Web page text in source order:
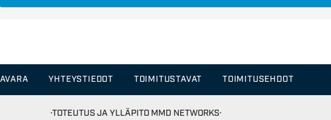
YHTEYSTIEDOT TOIMITUSTAVAT TOIMITUSEHDOT
·TOTEUTUS JA YLLÄPITO MMD NETWORKS·